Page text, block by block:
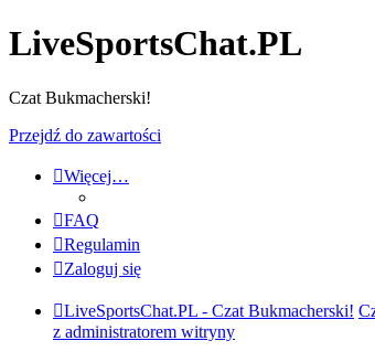
LiveSportsChat.PL
Czat Bukmacherski!
Przejdź do zawartości
Więcej…
FAQ
Regulamin
Zaloguj się
LiveSportsChat.PL - Czat Bukmacherski!
z administratorem witryny